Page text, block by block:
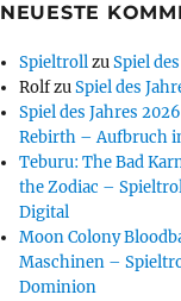
NEUESTE
SpieltrollzuSpiel
RolfzuSpiel des
Spiel des Jahres
Rebirth – Aufbruch
Teburu: The Bad
the Zodiac –
Digital
Moon Colony
Maschinen –
Dominion